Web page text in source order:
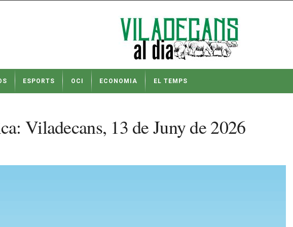
ESPORTS OCI ECONOMIA EL TEMPS
Viladecans, 13 de Juny de 2026